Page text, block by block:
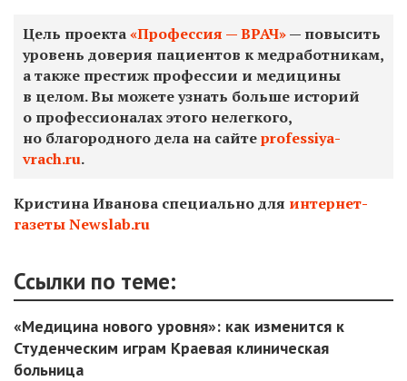
Цель проекта«Профессия — ВРАЧ»— повысить
уровень доверия пациентов к медработникам,
а также престиж профессии и медицины
в целом. Вы можете узнать больше историй
о профессионалах этого нелегкого,
но благородного дела на сайтеprofessiya-
vrach.ru.
Кристина Иванова специально для интернет-
газеты Newslab.ru
Ссылки по теме:
«Медицина нового уровня»: как изменится к
Студенческим играм Краевая клиническая
больница